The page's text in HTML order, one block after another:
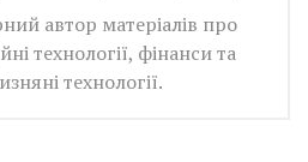
автор матеріалів про
технології, фінанси та
технології.